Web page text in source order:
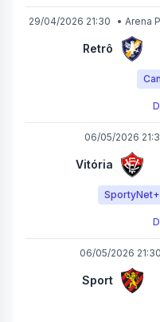
29/04/2026 21:30 • Arena
Retrô
06/05/2026
Vitória
SportyNet+
06/05/2026 21:30
Sport